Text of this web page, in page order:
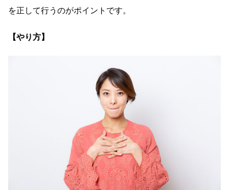
を正して行うのがポイントです。
【やり方】